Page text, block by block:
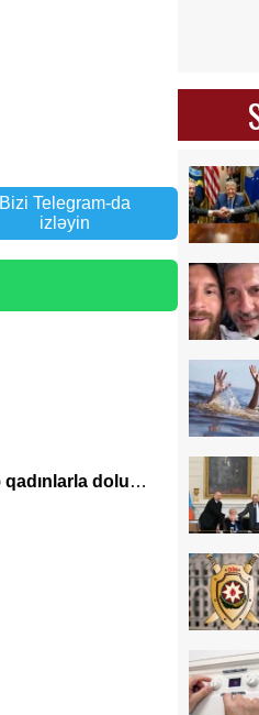
Bizi Telegram-da
izləyin